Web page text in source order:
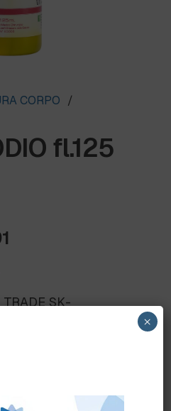
CORPO /
fl.125
SK-
×